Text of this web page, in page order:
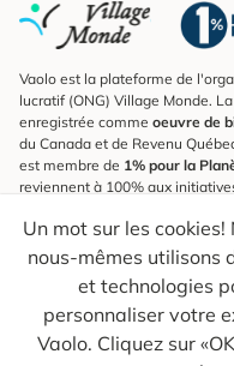
Un mot sur les
nous-mêmes utilisons
et technologies
personnaliser votre
Vaolo. Cliquez sur
Vaolo est la plateforme de
lucratif (ONG) Village Monde.
enregistrée comme oeuvre de
du Canada et de Revenu
est membre de 1% pour la
reviennent à 100% aux
S'inscrire à l'infolettre
Pour connaître les
astuces pour des voyages plus
Ton courriel